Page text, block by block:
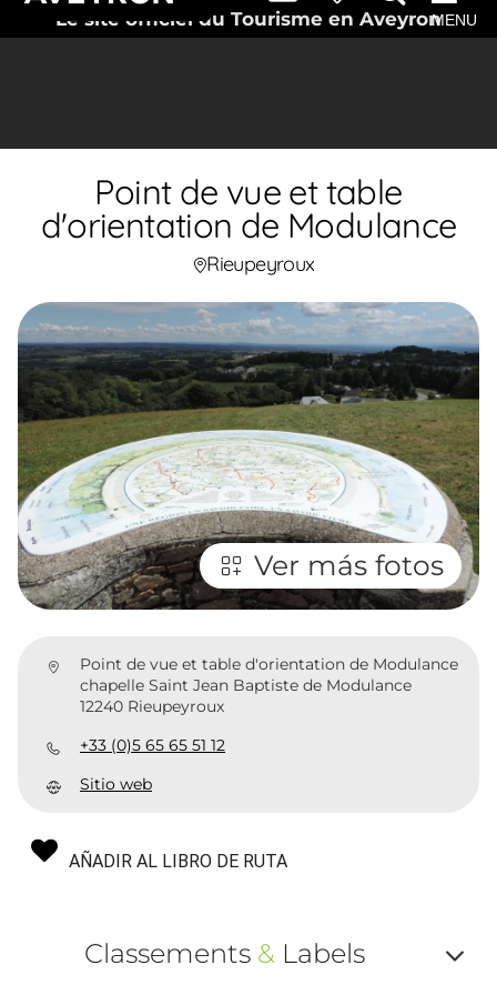
Le site officiel du Tourisme en AveyronMENU
Point de vue et table
d'orientation de Modulance
Rieupeyroux
Ver más fotos
Point de vue et table d'orientation de Modulance
chapelle Saint Jean Baptiste de Modulance
12240 Rieupeyroux
+33 (0)5 65 65 51 12
Sitio web
AÑADIR AL LIBRO DE RUTA
Classements &Labels